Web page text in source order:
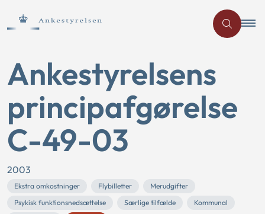
Ankestyrelsens
principafgørelse
C-49-03
2003
Ekstra omkostninger Flybilletter
Merudgifter
Psykisk funktionsnedsættelse
Særlige tilfælde
Kommunal